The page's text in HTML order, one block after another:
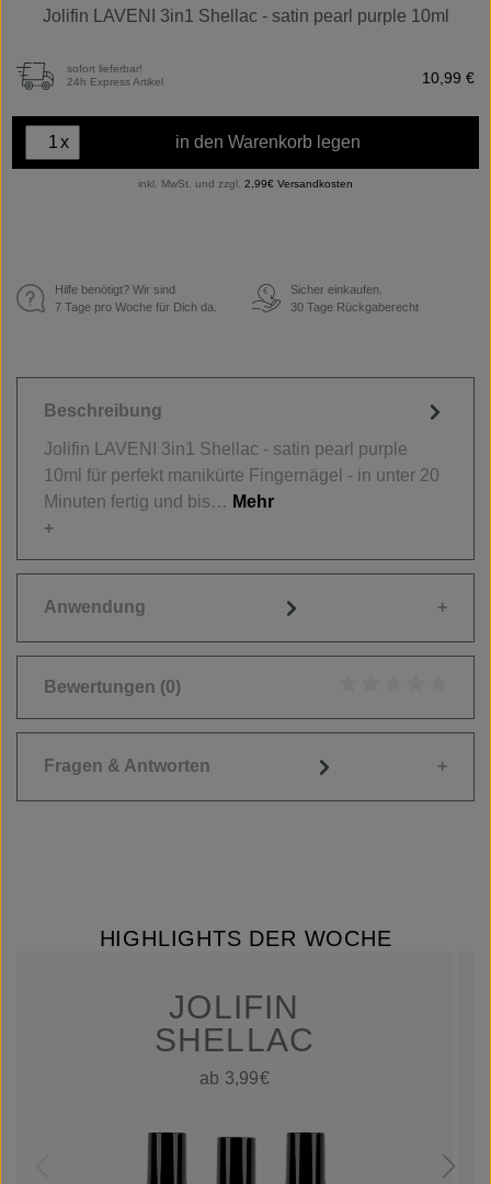
Jolifin LAVENI 3in1 Shellac - satin pearl purple 10ml
sofort lieferbar!
24h Express Artikel
10,99 €
x in den Warenkorb legen
inkl. MwSt. und zzgl. 2,99€ Versandkosten
Hilfe benötigt? Wir sind
7 Tage pro Woche für Dich da.
€
Sicher einkaufen.
30 Tage Rückgaberecht
Beschreibung
Jolifin LAVENI 3in1 Shellac - satin pearl purple
10ml für perfekt manikürte Fingernägel - in unter 20
Minuten fertig und bis… Mehr
Anwendung
Bewertungen (0)
Fragen & Antworten
HIGHLIGHTS DER WOCHE
JOLIFIN
SHELLAC
ab 3,99€